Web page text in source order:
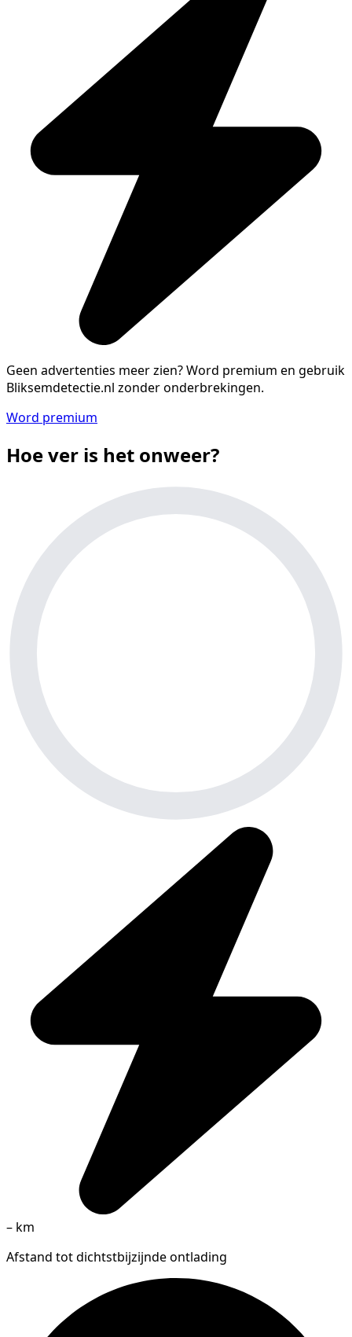
Geen advertenties meer zien?Word premium en gebruik
Bliksemdetectie.nl zonder onderbrekingen.
Word premium
Hoe ver is het onweer?
– km
Afstand tot dichtstbijzijnde ontlading